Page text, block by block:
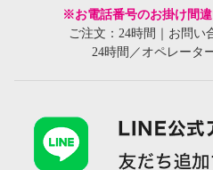
※お電話番号のお掛け間違
ご注文：24時間｜お問い
24時間／オペレータ